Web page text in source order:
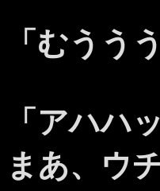
「むう
「アハハ
まあ、ウ